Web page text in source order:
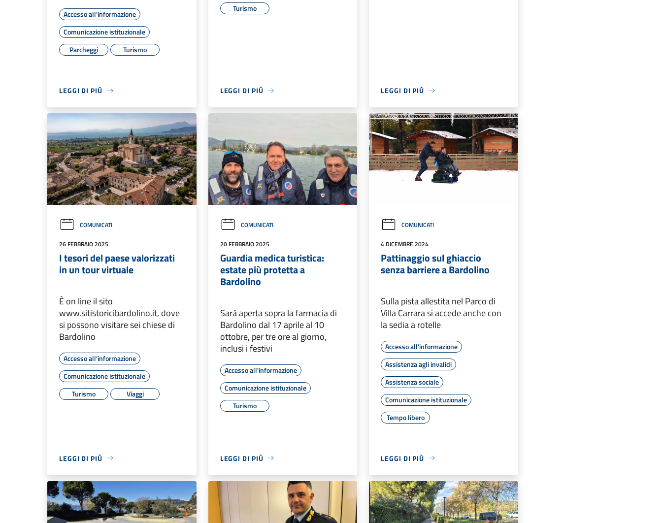
Accesso all'informazione
Comunicazione istituzionale
Parcheggi
Turismo
LEGGI DI PIÙ
Turismo
LEGGI DI PIÙ LEGGI DI PIÙ
COMUNICATI
26 FEBBRAIO 2025
I tesori del paese valorizzati
in un tour virtuale
È on line il sito
www.sitistoricibardolino.it, dove
si possono visitare sei chiese di
Bardolino
Accesso all'informazione
Comunicazione istituzionale
Turismo
Viaggi
LEGGI DI PIÙ
COMUNICATI
20 FEBBRAIO 2025
Guardia medica turistica:
estate più protetta a
Bardolino
Sarà aperta sopra la farmacia di
Bardolino dal 17 aprile al 10
ottobre, per tre ore al giorno,
inclusi i festivi
Accesso all'informazione
Comunicazione istituzionale
Turismo
LEGGI DI PIÙ
COMUNICATI
4 DICEMBRE 2024
Pattinaggio sul ghiaccio
senza barriere a Bardolino
Sulla pista allestita nel Parco di
Villa Carrara si accede anche con
la sedia a rotelle
Accesso all'informazione
Assistenza agli invalidi
Assistenza sociale
Comunicazione istituzionale
Tempo libero
LEGGI DI PIÙ